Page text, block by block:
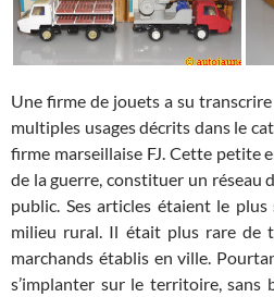
Une firme de jouets a su
multiples usages décrits dans le
firme marseillaise FJ. Cette petite
de la guerre, constituer un réseau
public. Ses articles étaient le
milieu rural. Il était plus rare de
marchands établis en ville.
s’implanter sur le territoire, sans